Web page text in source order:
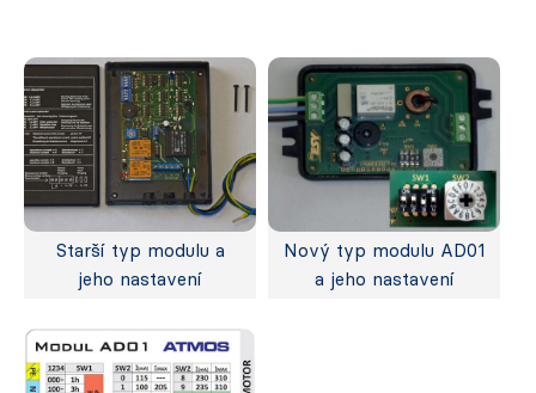
Starší typ modulu a
jeho nastavení
Nový typ modulu AD01
a jeho nastavení